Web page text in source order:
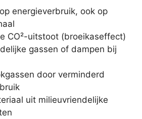
energieverbruik, ook op
CO²-uitstoot (broeikaseffect)
gassen of dampen bij
door verminderd
uit milieuvriendelijke